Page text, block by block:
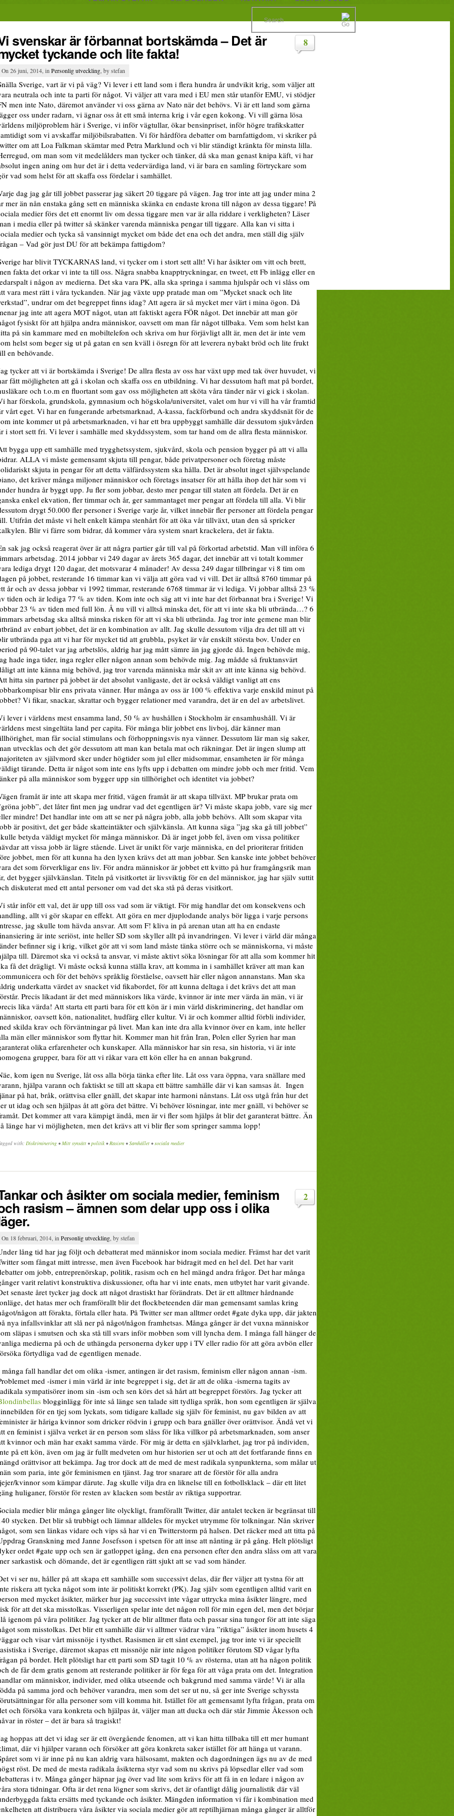
svenskar är förbannat bortskämda – Det är
tyckande och lite fakta!
On 26 juni, 2014, in Personlig utveckling , by stefan
8
Sverige, vart är vi på väg? Vi lever i ett land som i flera hundra år undvikit krig, som väljer att
neutrala och inte ta parti för något. Vi väljer att vara med i EU men står utanför EMU, vi stödjer
men inte Nato, däremot använder vi oss gärna av Nato när det behövs. Vi är ett land som gärna
oss under radarn, vi ägnar oss åt ett små interna krig i vår egen kokong. Vi vill gärna lösa
miljöproblem här i Sverige, vi inför vägtullar, ökar bensinpriset, inför högre trafikskatter
som vi avskaffar miljöbilsrabatten. Vi för hårdföra debatter om barnfattigdom, vi skriker på
om att Loa Falkman skämtar med Petra Marklund och vi blir ständigt kränkta för minsta lilla.
om man som vit medelålders man tycker och tänker, då ska man genast knipa käft, vi har
ingen aning om hur det är i detta vedervärdiga land, vi är bara en samling förtryckare som
vad som helst för att skaffa oss fördelar i samhället.
dag jag går till jobbet passerar jag säkert 20 tiggare på vägen. Jag tror inte att jag under mina 2
mer än nån enstaka gång sett en människa skänka en endaste krona till någon av dessa tiggare! På
medier förs det ett enormt liv om dessa tiggare men var är alla riddare i verkligheten? Läser
i media eller på twitter så skänker varenda människa pengar till tiggare. Alla kan vi sitta i
medier och tycka så vansinnigt mycket om både det ena och det andra, men ställ dig själv
– Vad gör just DU för att bekämpa fattigdom?
har blivit TYCKARNAS land, vi tycker om i stort sett allt! Vi har åsikter om vitt och brett,
fakta det orkar vi inte ta till oss. Några snabba knapptryckningar, en tweet, ett Fb inlägg eller en
i någon av medierna. Det ska vara PK, alla ska springa i samma hjulspår och vi slåss om
vara mest rätt i våra tyckanden. När jag växte upp pratade man om ”Mycket snack och lite
undrar om det begreppet finns idag? Att agera är så mycket mer värt i mina ögon. Då
jag inte att agera MOT något, utan att faktiskt agera FÖR något. Det innebär att man gör
fysiskt för att hjälpa andra människor, oavsett om man får något tillbaka. Vem som helst kan
på sin kammare med en mobiltelefon och skriva om hur förjävligt allt är, men det är inte vem
helst som beger sig ut på gatan en sen kväll i ösregn för att leverera nybakt bröd och lite frukt
en behövande.
tycker att vi är bortskämda i Sverige! De allra flesta av oss har växt upp med tak över huvudet, vi
fått möjligheten att gå i skolan och skaffa oss en utbildning. Vi har dessutom haft mat på bordet,
och t.o.m en fluortant som gav oss möjligheten att sköta våra tänder när vi gick i skolan.
har förskola, grundskola, gymnasium och högskola/universitet, valet om hur vi vill ha vår framtid
vårt eget. Vi har en fungerande arbetsmarknad, A-kassa, fackförbund och andra skyddsnät för de
inte kommer ut på arbetsmarknaden, vi har ett bra uppbyggt samhälle där dessutom sjukvården
i stort sett fri. Vi lever i samhälle med skyddssystem, som tar hand om de allra flesta människor.
bygga upp ett samhälle med trygghetssystem, sjukvård, skola och pension bygger på att vi alla
ALLA vi måste gemensamt skjuta till pengar, både privatpersoner och företag måste
skjuta in pengar för att detta välfärdssystem ska hålla. Det är absolut inget självspelande
det kräver många miljoner människor och företags insatser för att hålla ihop det här som vi
hundra år byggt upp. Ju fler som jobbar, desto mer pengar till staten att fördela. Det är en
enkel ekvation, fler timmar och år, ger sammantaget mer pengar att fördela till alla. Vi blir
drygt 50.000 fler personer i Sverige varje år, vilket innebär fler personer att fördela pengar
Utifrån det måste vi helt enkelt kämpa stenhårt för att öka vår tillväxt, utan den så spricker
Blir vi färre som bidrar, då kommer våra system snart krackelera, det är fakta.
sak jag också reagerat över är att några partier går till val på förkortad arbetstid. Man vill införa 6
arbetsdag. 2014 jobbar vi 249 dagar av årets 365 dagar, det innebär att vi totalt kommer
lediga drygt 120 dagar, det motsvarar 4 månader! Av dessa 249 dagar tillbringar vi 8 tim om
på jobbet, resterande 16 timmar kan vi välja att göra vad vi vill. Det är alltså 8760 timmar på
år och av dessa jobbar vi 1992 timmar, resterande 6768 timmar är vi lediga. Vi jobbar alltså 23 %
tiden och är lediga 77 % av tiden. Kom inte och säg att vi inte har det förbannat bra i Sverige! Vi
23 % av tiden med full lön. Å nu vill vi alltså minska det, för att vi inte ska bli utbrända…? 6
arbetsdag ska alltså minska risken för att vi ska bli utbrända. Jag tror inte gemene man blir
av enbart jobbet, det är en kombination av allt. Jag skulle dessutom vilja dra det till att vi
utbrända pga att vi har för mycket tid att grubbla, psyket är vår enskilt största bov. Under en
på 90-talet var jag arbetslös, aldrig har jag mått sämre än jag gjorde då. Ingen behövde mig,
hade inga tider, inga regler eller någon annan som behövde mig. Jag mådde så fruktansvärt
att inte känna mig behövd, jag tror varenda människa mår skit av att inte känna sig behövd.
hitta sin partner på jobbet är det absolut vanligaste, det är också väldigt vanligt att ens
blir ens privata vänner. Hur många av oss är 100 % effektiva varje enskild minut på
Vi fikar, snackar, skrattar och bygger relationer med varandra, det är en del av arbetslivet.
lever i världens mest ensamma land, 50 % av hushållen i Stockholm är ensamhushåll. Vi är
mest singeltäta land per capita. För många blir jobbet ens livboj, där känner man
man får social stimulans och förhoppningsvis nya vänner. Dessutom lär man sig saker,
utvecklas och det gör dessutom att man kan betala mat och räkningar. Det är ingen slump att
av självmord sker under högtider som jul eller midsommar, ensamheten är för många
tärande. Detta är något som inte ens lyfts upp i debatten om mindre jobb och mer fritid. Vem
på alla människor som bygger upp sin tillhörighet och identitet via jobbet?
framåt är inte att skapa mer fritid, vägen framåt är att skapa tillväxt. MP brukar prata om
jobb”, det låter fint men jag undrar vad det egentligen är? Vi måste skapa jobb, vare sig mer
mindre! Det handlar inte om att se ner på några jobb, alla jobb behövs. Allt som skapar vita
är positivt, det ger både skatteintäkter och självkänsla. Att kunna säga ”jag ska gå till jobbet”
betyda väldigt mycket för många människor. Då är inget jobb fel, även om vissa politiker
att vissa jobb är lägre stående. Livet är unikt för varje människa, en del prioriterar fritiden
jobbet, men för att kunna ha den lyxen krävs det att man jobbar. Sen kanske inte jobbet behöver
det som förverkligar ens liv. För andra människor är jobbet ett kvitto på hur framgångsrik man
det bygger självkänslan. Titeln på visitkortet är livsviktig för en del människor, jag har själv suttit
diskuterat med ett antal personer om vad det ska stå på deras visitkort.
står inför ett val, det är upp till oss vad som är viktigt. För mig handlar det om konsekvens och
allt vi gör skapar en effekt. Att göra en mer djuplodande analys bör ligga i varje persons
jag skulle tom hävda ansvar. Att som F! kliva in på arenan utan att ha en endaste
är inte seriöst, inte heller SD som skyller allt på invandringen. Vi lever i värld där många
befinner sig i krig, vilket gör att vi som land måste tänka större och se människorna, vi måste
till. Däremot ska vi också ta ansvar, vi måste aktivt söka lösningar för att alla som kommer hit
få det drägligt. Vi måste också kunna ställa krav, att komma in i samhället kräver att man kan
och för det behövs språklig förståelse, oavsett här eller någon annanstans. Man ska
underkatta värdet av snacket vid fikabordet, för att kunna deltaga i det krävs det att man
Precis likadant är det med människors lika värde, kvinnor är inte mer värda än män, vi är
lika värda! Att starta ett parti bara för ett kön är i min värld diskriminering, det handlar om
oavsett kön, nationalitet, hudfärg eller kultur. Vi är och kommer alltid förbli individer,
skilda krav och förväntningar på livet. Man kan inte dra alla kvinnor över en kam, inte heller
män eller människor som flyttar hit. Kommer man hit från Iran, Polen eller Syrien har man
olika erfarenheter och kunskaper. Alla människor har sin resa, sin historia, vi är inte
grupper, bara för att vi råkar vara ett kön eller ha en annan bakgrund.
kom igen nu Sverige, låt oss alla börja tänka efter lite. Låt oss vara öppna, vara snällare med
hjälpa varann och faktiskt se till att skapa ett bättre samhälle där vi kan samsas åt. Ingen
på hat, bråk, orättvisa eller gnäll, det skapar inte harmoni nånstans. Låt oss utgå från hur det
ut idag och sen hjälpas åt att göra det bättre. Vi behöver lösningar, inte mer gnäll, vi behöver se
Det kommer att vara kämpigt ändå, men är vi fler som hjälps åt blir det garanterat bättre. Än
länge har vi möjligheten, men det krävs att vi blir fler som springer samma lopp!
with: Diskriminering •Mitt synsätt •politik•Rasism •Samhället •sociala medier
och åsikter om sociala medier, feminism
rasism – ämnen som delar upp oss i olika
On 18 februari, 2014, in Personlig utveckling , by stefan
2
lång tid har jag följt och debatterat med människor inom sociala medier. Främst har det varit
som fångat mitt intresse, men även Facebook har bidragit med en hel del. Det har varit
om jobb, entreprenörskap, politik, rasism och en hel mängd andra frågor. Det har många
varit relativt konstruktiva diskussioner, ofta har vi inte enats, men utbytet har varit givande.
senaste året tycker jag dock att något drastiskt har förändrats. Det är ett alltmer hårdnande
det hatas mer och framförallt blir det flockbeteenden där man gemensamt samlas kring
någon att förakta, förtala eller hata. På Twitter ser man alltmer ordet #gate dyka upp, där jakten
nya infallsvinklar att slå ner på något/någon framhetsas. Många gånger är det vuxna människor
släpas i smutsen och ska stå till svars inför mobben som vill lyncha dem. I många fall hänger de
medierna på och de uthängda personerna dyker upp i TV eller radio för att göra avbön eller
förtydliga vad de egentligen menade.
fall handlar det om olika -ismer, antingen är det rasism, feminism eller någon annan -ism.
med -ismer i min värld är inte begreppet i sig, det är att de olika -ismerna tagits av
sympatisörer inom sin -ism och sen körs det så hårt att begreppet förstörs. Jag tycker att
blogginlägg för inte så länge sen talade sitt tydliga språk, hon som egentligen är själva
för en tjej som lyckats, som tidigare kallade sig själv för feminist, nu gav bilden av att
är håriga kvinnor som dricker rödvin i grupp och bara gnäller över orättvisor. Ändå vet vi
en feminist i själva verket är en person som slåss för lika villkor på arbetsmarknaden, som anser
kvinnor och män har exakt samma värde. För mig är detta en självklarhet, jag tror på individen,
på ett kön, även om jag är fullt medveten om hur historien ser ut och att det fortfarande finns en
orättvisor att bekämpa. Jag tror dock att de med de mest radikala synpunkterna, som målar ut
som paria, inte gör feminismen en tjänst. Jag tror snarare att de förstör för alla andra
kvinnor som kämpar därute. Jag skulle vilja dra en liknelse till en fotbollsklack – där ett litet
huliganer, förstör för resten av klacken som består av riktiga supportrar.
medier blir många gånger lite olyckligt, framförallt Twitter, där antalet tecken är begränsat till
stycken. Det blir så trubbigt och lämnar alldeles för mycket utrymme för tolkningar. Nån skriver
som sen länkas vidare och vips så har vi en Twitterstorm på halsen. Det räcker med att titta på
Granskning med Janne Josefsson i spetsen för att inse att nånting är på gång. Helt plötsligt
ordet #gate upp och sen är gatloppet igång, den ena personen efter den andra slåss om att vara
sarkastisk och dömande, det är egentligen rätt sjukt att se vad som händer.
vi ser nu, håller på att skapa ett samhälle som successivt delas, där fler väljer att tystna för att
riskera att tycka något som inte är politiskt korrekt (PK). Jag själv som egentligen alltid varit en
med mycket åsikter, märker hur jag successivt inte vågar uttrycka mina åsikter längre, med
för att det ska misstolkas. Visserligen spelar inte det någon roll för min egen del, men det börjar
igenom på våra politiker. Jag tycker att de blir alltmer flata och passar sina tungor för att inte säga
som misstolkas. Det blir ett samhälle där vi alltmer vädrar våra ”riktiga” åsikter inom husets 4
och visar vårt missnöje i tysthet. Rasismen är ett sånt exempel, jag tror inte vi är speciellt
i Sverige, däremot skapas ett missnöje när inte någon politiker förutom SD vågar lyfta
på bordet. Helt plötsligt har ett parti som SD tagit 10 % av rösterna, utan att ha någon politik
de får dem gratis genom att resterande politiker är för fega för att våga prata om det. Integration
om människor, individer, med olika utseende och bakgrund med samma värde! Vi är alla
på samma jord och behöver varandra, men som det ser ut nu, så ger inte Sverige schyssta
för alla personer som vill komma hit. Istället för att gemensamt lyfta frågan, prata om
och försöka vara konkreta och hjälpas åt, väljer man att ducka och där står Jimmie Åkesson och
in röster – det är bara så tragiskt!
hoppas att det vi idag ser är ett övergående fenomen, att vi kan hitta tillbaka till ett mer humant
där vi hjälper varann och försöker att göra konkreta saker istället för att hänga ut varann.
som vi är inne på nu kan aldrig vara hälsosamt, makten och dagordningen ägs nu av de med
röst. De med de mesta radikala åsikterna styr vad som nu skrivs på löpsedlar eller vad som
i tv. Många gånger häpnar jag över vad lite som krävs för att få in en ledare i någon av
stora tidningar. Ofta är det rena lögner som skrivs, det är ofantligt dålig journalistik där väl
fakta ersätts med tyckande och åsikter. Mängden information vi får i kombination med
att distribuera våra åsikter via sociala medier gör att reptilhjärnan många gånger är alltför